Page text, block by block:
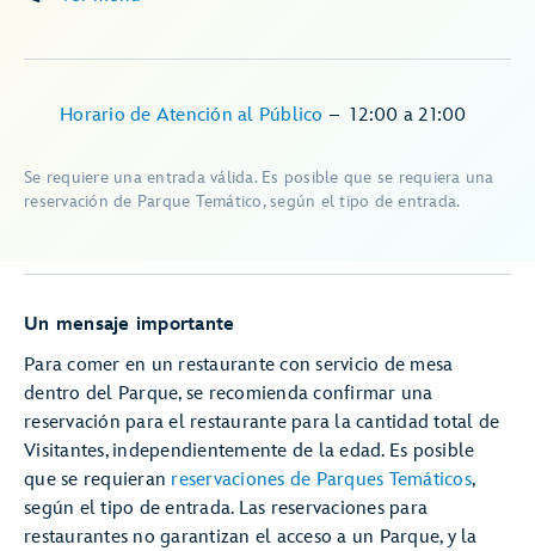
Horario de Atención al Público –12:00 a 21:00
Se requiere una entrada válida. Es posible que se requiera una
reservación de Parque Temático, según el tipo de entrada.
Un mensaje importante
Para comer en un restaurante con servicio de mesa
dentro del Parque, se recomienda confirmar una
reservación para el restaurante para la cantidad total de
Visitantes, independientemente de la edad. Es posible
que se requieran reservaciones de Parques Temáticos,
según el tipo de entrada. Las reservaciones para
restaurantes no garantizan el acceso a un Parque, y la